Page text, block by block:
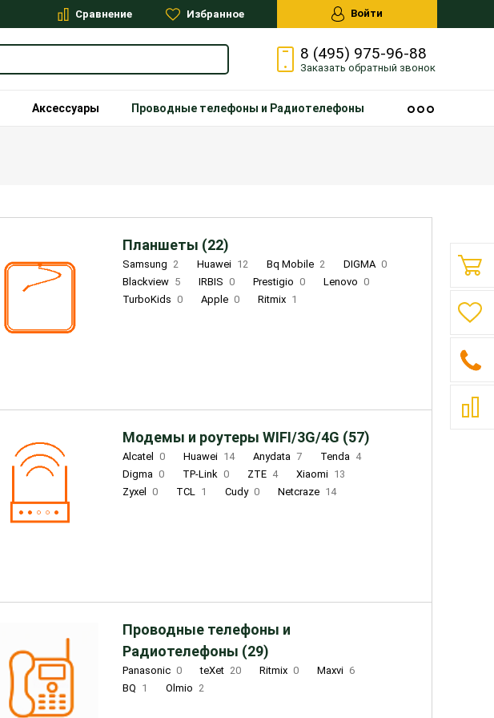
Сравнение Избранное Войти
8 (495) 975-96-88
Заказать обратный звонок
Аксессуары Проводные телефоны и Радиотелефоны
Планшеты (22)
Samsung 2 Huawei 12 Bq Mobile 2 DIGMA 0
Blackview 5 IRBIS 0 Prestigio 0 Lenovo 0
TurboKids 0 Apple 0 Ritmix 1
Модемы и роутеры WIFI/3G/4G (57)
Alcatel 0 Huawei 14 Anydata 7 Tenda 4
Digma 0 TP-Link 0 ZTE 4 Xiaomi 13
Zyxel
0 TCL 1 Cudy 0 Netcraze 14
Проводные телефоны и
Радиотелефоны (29)
Panasonic 0 teXet 20 Ritmix 0 Maxvi 6
BQ 1 Olmio 2